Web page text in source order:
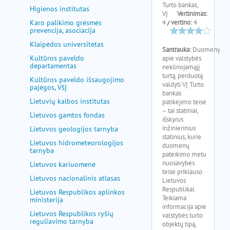
Higienos institutas
Karo palikimo grėsmės
prevencija, asociacija
Klaipėdos universitetas
Kultūros paveldo
departamentas
Kultūros paveldo išsaugojimo
pajėgos, VšĮ
Lietuvių kalbos institutas
Lietuvos gamtos fondas
Lietuvos geologijos tarnyba
Lietuvos hidrometeorologijos
tarnyba
Lietuvos kariuomenė
Lietuvos nacionalinis atlasas
Lietuvos Respublikos aplinkos
ministerija
Lietuvos Respublikos ryšių
reguliavimo tarnyba